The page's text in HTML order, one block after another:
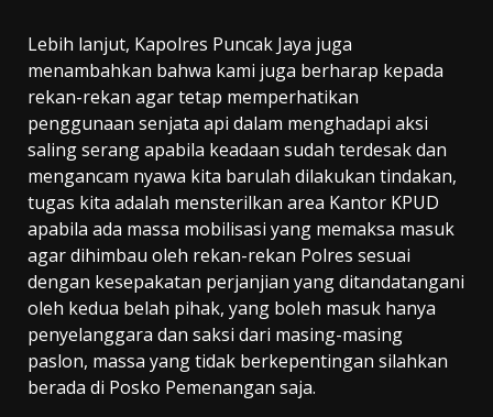
Lebih lanjut, Kapolres Puncak Jaya juga
menambahkan bahwa kami juga berharap kepada
rekan-rekan agar tetap memperhatikan
penggunaan senjata api dalam menghadapi aksi
saling serang apabila keadaan sudah terdesak dan
mengancam nyawa kita barulah dilakukan tindakan,
tugas kita adalah mensterilkan area Kantor KPUD
apabila ada massa mobilisasi yang memaksa masuk
agar dihimbau oleh rekan-rekan Polres sesuai
dengan kesepakatan perjanjian yang ditandatangani
oleh kedua belah pihak, yang boleh masuk hanya
penyelanggara dan saksi dari masing-masing
paslon, massa yang tidak berkepentingan silahkan
berada di Posko Pemenangan saja.